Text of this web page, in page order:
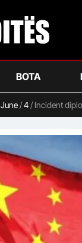
BOTA
June/4/ Incident